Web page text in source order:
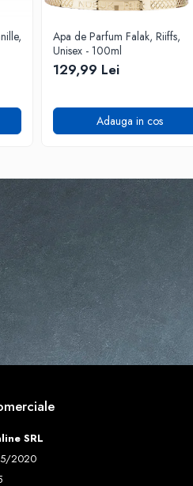
Apa de Parfum Falak, Riiffs,
Unisex - 100ml
129,99 Lei
Adauga in cos
SRL
2020